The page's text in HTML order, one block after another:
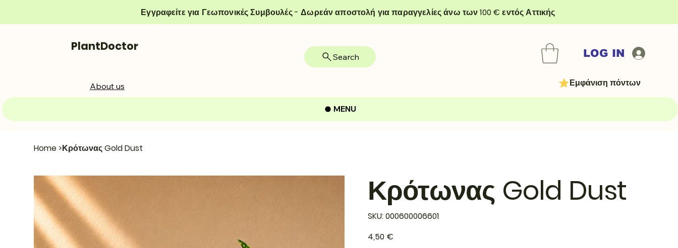
Home >Κρότωνας Gold Dust
Κρότωνας Gold Dust
SKU: 000600006601
000600006601
4,50 €
Εγγραφείτε για Γεωπονικές Συμβουλές - Δωρεάν αποστολή για παραγγελίες άνω των 100 € εντός Αττικής
PlantDoctor
Search
MENU
LOG IN
About us Εμφάνιση πόντων